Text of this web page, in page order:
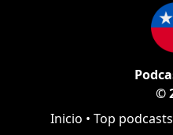
©
Inicio • Top podcasts